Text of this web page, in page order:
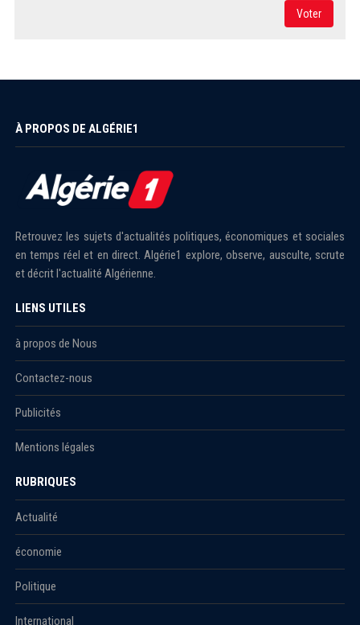
Voter
À PROPOS DE ALGÉRIE1
Retrouvez les sujets d'actualités politiques, économiques et sociales
en temps réel et en direct. Algérie1 explore, observe, ausculte, scrute
et décrit l'actualité Algérienne.
LIENS UTILES
à propos de Nous
Contactez-nous
Publicités
Mentions légales
RUBRIQUES
Actualité
économie
Politique
International